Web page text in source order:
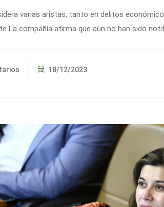
varias aristas, tanto en delitos
La compañía afirma que aún no han sido
18/12/2023